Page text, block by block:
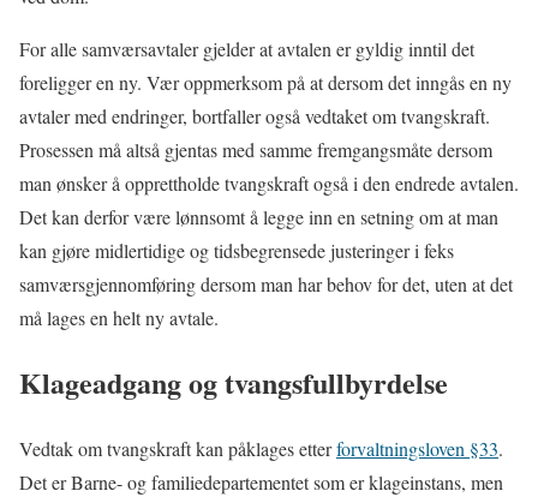
For alle samværsavtaler gjelder at avtalen er gyldig inntil det
foreligger en ny. Vær oppmerksom på at dersom det inngås en ny
avtaler med endringer, bortfaller også vedtaket om tvangskraft.
Prosessen må altså gjentas med samme fremgangsmåte dersom
man ønsker å opprettholde tvangskraft også i den endrede avtalen.
Det kan derfor være lønnsomt å legge inn en setning om at man
kan gjøre midlertidige og tidsbegrensede justeringer i feks
samværsgjennomføring dersom man har behov for det, uten at det
må lages en helt ny avtale.
Klageadgang og tvangsfullbyrdelse
Vedtak om tvangskraft kan påklages etterforvaltningsloven §33.
Det er Barne- og familiedepartementet som er klageinstans, men